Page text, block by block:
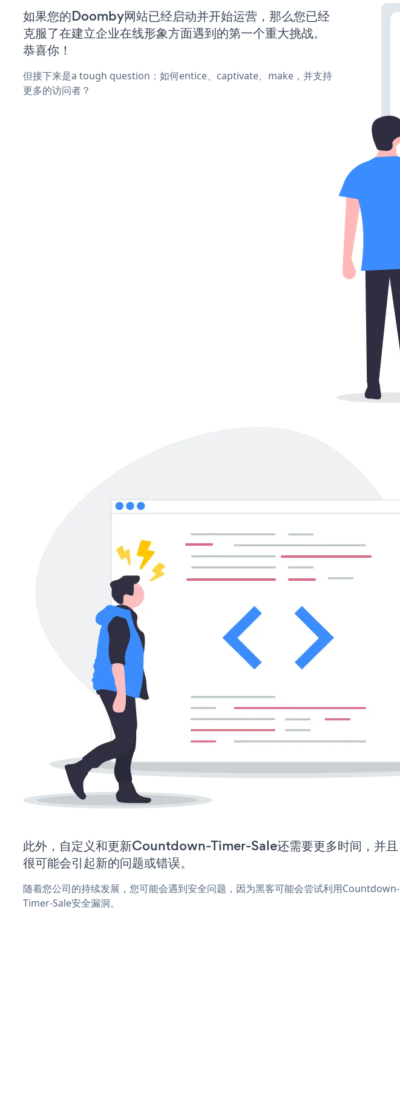
如果您的Doomby网站已经启动并开始运营，那么您已经
克服了在建立企业在线形象方面遇到的第一个重大挑战。
恭喜你！
但接下来是a tough question：如何entice、captivate、make，并支持
更多的访问者？
此外，自定义和更新Countdown-Timer-Sale还需要更多时间，并且
很可能会引起新的问题或错误。
随着您公司的持续发展，您可能会遇到安全问题，因为黑客可能会尝试利用Countdown-
Timer-Sale安全漏洞。